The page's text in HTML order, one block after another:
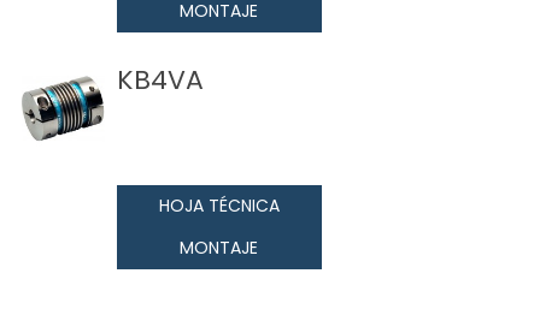
MONTAJE
KB4VA
HOJA TÉCNICA
MONTAJE